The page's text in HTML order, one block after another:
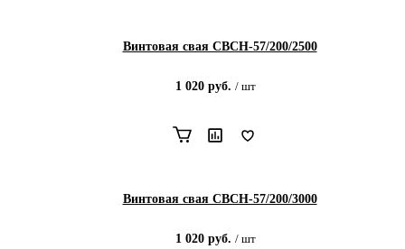
Винтовая свая СВСН-57/200/2500
1 020руб. / шт
Винтовая свая СВСН-57/200/3000
1 020руб. / шт